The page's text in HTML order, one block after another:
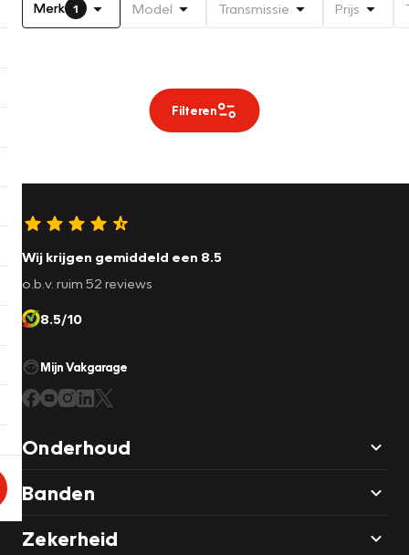
Merk 1 Model Transmissie Prijs
Filteren
Wij krijgen gemiddeld een 8.5
o.b.v. ruim 52 reviews
8.5/10
Mijn Vakgarage
Onderhoud
Banden
Zekerheid